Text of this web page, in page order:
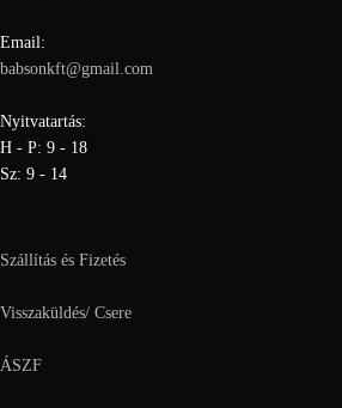
Email:
babsonkft@gmail.com
Nyitvatartás:
H - P: 9 - 18
Sz: 9 - 14
Szállítás és Fizetés
Visszaküldés/ Csere
ÁSZF